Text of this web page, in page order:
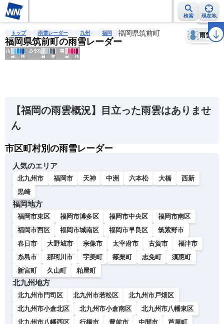
検索 現在地
雨雲レーダー 台風情報 地震情報 警報・注意報 2週間天気 ラ
トップ 雨雪レーダー 九州 福岡 福岡県筑前町
福岡県筑前町の雨雪レーダー
雨雪
天気 台風
【福岡の雨雲概況】目立った雨雲はありませ
ん
市区町村別の雨雪レーダー
人気のエリア
北九州市 福岡市 天神 中洲 六本松 大橋
西新
黒崎
福岡地方
福岡市東区 福岡市博多区 福岡市中央区
福岡市南区
福岡市西区
福岡市城南区 福岡市早良区
筑紫野市
春日市
大野城市 宗像市 太宰府市 古賀市
福津市
糸島市
那珂川市 宇美町 篠栗町 志免町
須惠町
新宮町
久山町 粕屋町
北九州地方
北九州市門司区 北九州市若松区
北九州市戸畑区
北九州市小倉北区
北九州市小倉南区
北九州市八幡東区
北九州市八幡西区
行橋市 豊前市 中間市
芦屋町